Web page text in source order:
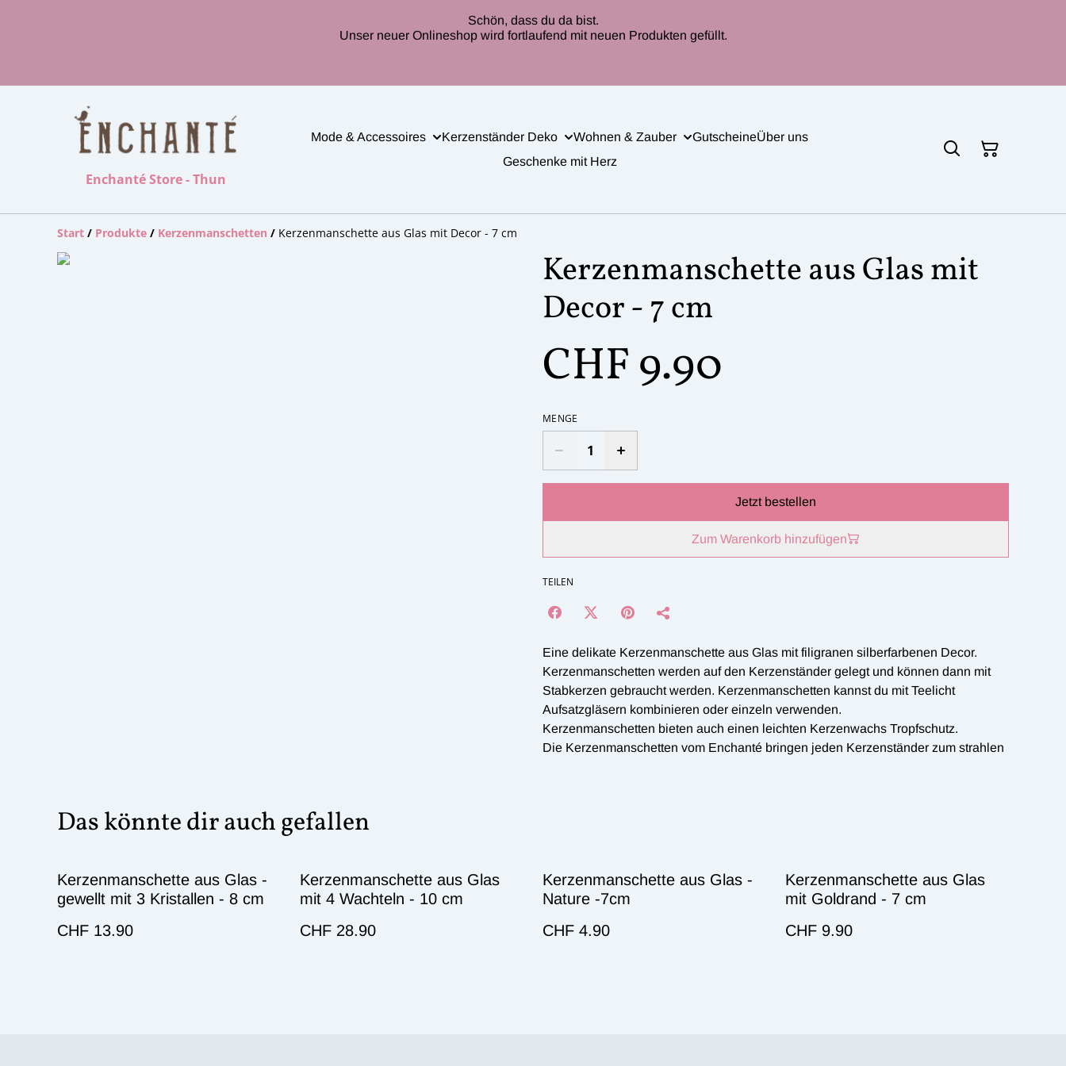
Schön, dass du da bist.
Unser neuer Onlineshop wird fortlaufend mit neuen Produkten gefüllt.
Enchanté Store - Thun
Mode & Accessoires Kerzenständer Deko Wohnen & Zauber GutscheineÜber uns
Geschenke mit Herz
Start / Produkte / Kerzenmanschetten / Kerzenmanschette aus Glas mit Decor - 7 cm
Kerzenmanschette aus Glas mit
Decor - 7 cm
CHF 9.90
MENGE
Jetzt bestellen
Zum Warenkorb hinzufügen
TEILEN
Eine delikate Kerzenmanschette aus Glas mit filigranen silberfarbenen Decor.
Kerzenmanschetten werden auf den Kerzenständer gelegt und können dann mit
Stabkerzen gebraucht werden. Kerzenmanschetten kannst du mit Teelicht
Aufsatzgläsern kombinieren oder einzeln verwenden.
Kerzenmanschetten bieten auch einen leichten Kerzenwachs Tropfschutz.
Die Kerzenmanschetten vom Enchanté bringen jeden Kerzenständer zum strahlen
Das könnte dir auch gefallen
Kerzenmanschette aus Glas -
gewellt mit 3 Kristallen - 8 cm
CHF 13.90
Kerzenmanschette aus Glas
mit 4 Wachteln - 10 cm
CHF 28.90
Kerzenmanschette aus Glas -
Nature -7cm
CHF 4.90
Kerzenmanschette aus Glas
mit Goldrand - 7 cm
CHF 9.90